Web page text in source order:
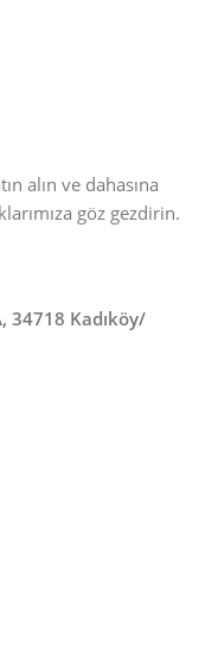
alın ve dahasına
göz gezdirin.
34718 Kadıköy/